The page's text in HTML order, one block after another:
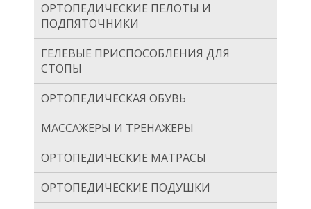
ОРТОПЕДИЧЕСКИЕ ПЕЛОТЫ И
ПОДПЯТОЧНИКИ
ГЕЛЕВЫЕ ПРИСПОСОБЛЕНИЯ ДЛЯ
СТОПЫ
ОРТОПЕДИЧЕСКАЯ ОБУВЬ
МАССАЖЕРЫ И ТРЕНАЖЕРЫ
ОРТОПЕДИЧЕСКИЕ МАТРАСЫ
ОРТОПЕДИЧЕСКИЕ ПОДУШКИ